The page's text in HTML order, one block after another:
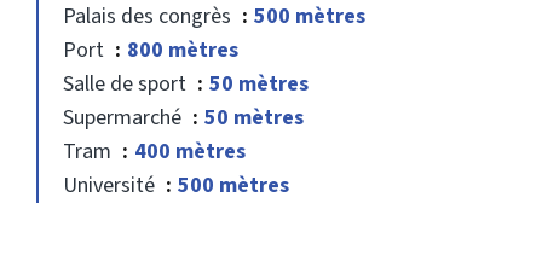
Palais des congrès
500 mètres
Port
800 mètres
Salle de sport
50 mètres
Supermarché
50 mètres
Tram
400 mètres
Université
500 mètres